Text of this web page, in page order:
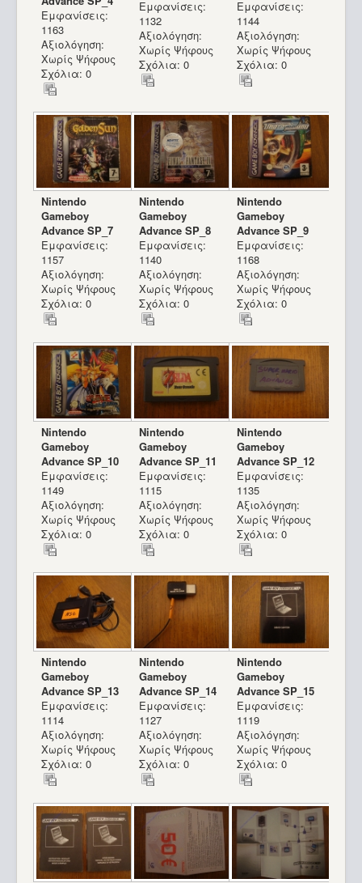
Εμφανίσεις:
1163
Αξιολόγηση:
Χωρίς Ψήφους
Σχόλια: 0
Εμφανίσεις:
1132
Αξιολόγηση:
Χωρίς Ψήφους
Σχόλια: 0
Εμφανίσεις:
1144
Αξιολόγηση:
Χωρίς Ψήφους
Σχόλια: 0
Nintendo
Gameboy
Advance SP_7
Εμφανίσεις:
1157
Αξιολόγηση:
Χωρίς Ψήφους
Σχόλια: 0
Nintendo
Gameboy
Advance SP_8
Εμφανίσεις:
1140
Αξιολόγηση:
Χωρίς Ψήφους
Σχόλια: 0
Nintendo
Gameboy
Advance SP_9
Εμφανίσεις:
1168
Αξιολόγηση:
Χωρίς Ψήφους
Σχόλια: 0
Nintendo
Gameboy
Advance SP_10
Εμφανίσεις:
1149
Αξιολόγηση:
Χωρίς Ψήφους
Σχόλια: 0
Nintendo
Gameboy
Advance SP_11
Εμφανίσεις:
1115
Αξιολόγηση:
Χωρίς Ψήφους
Σχόλια: 0
Nintendo
Gameboy
Advance SP_12
Εμφανίσεις:
1135
Αξιολόγηση:
Χωρίς Ψήφους
Σχόλια: 0
Nintendo
Gameboy
Advance SP_13
Εμφανίσεις:
1114
Αξιολόγηση:
Χωρίς Ψήφους
Σχόλια: 0
Nintendo
Gameboy
Advance SP_14
Εμφανίσεις:
1127
Αξιολόγηση:
Χωρίς Ψήφους
Σχόλια: 0
Nintendo
Gameboy
Advance SP_15
Εμφανίσεις:
1119
Αξιολόγηση:
Χωρίς Ψήφους
Σχόλια: 0